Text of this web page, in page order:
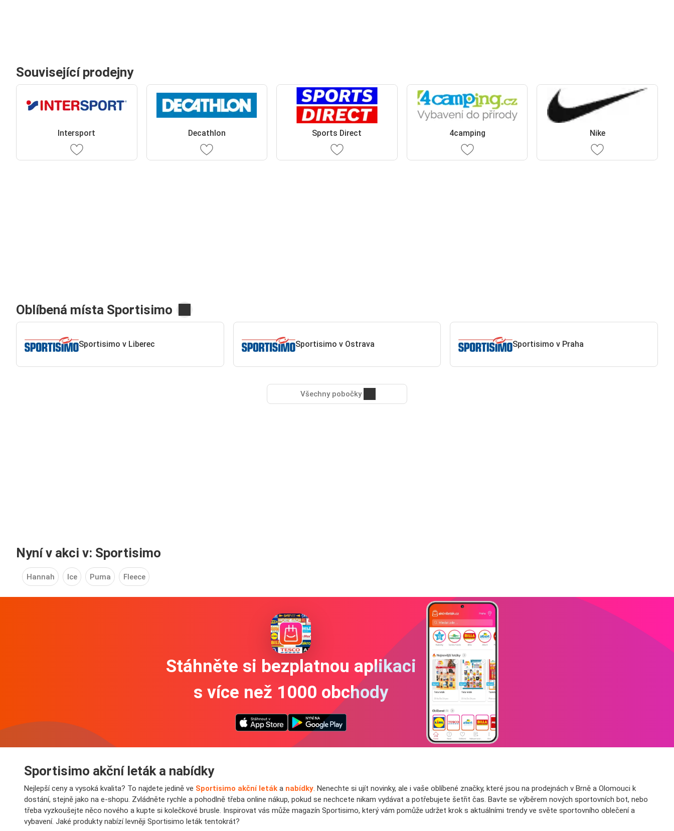
Související prodejny
Intersport Decathlon Sports Direct 4camping Nike
Oblíbená místa Sportisimo
Sportisimo v Liberec Sportisimo v Ostrava Sportisimo v Praha
Všechny pobočky
Nyní v akci v: Sportisimo
Hannah Ice Puma Fleece
Stáhněte si bezplatnou aplikaci
s více než 1000 obchody
Sportisimo akční leták a nabídky
Nejlepší ceny a vysoká kvalita? To najdete jedině ve Sportisimo akční leták a nabídky. Nenechte si ujít novinky, ale i vaše oblíbené značky, které jsou na prodejnách v Brně a Olomouci k
dostání, stejně jako na e-shopu. Zvládněte rychle a pohodlně třeba online nákup, pokud se nechcete nikam vydávat a potřebujete šetřit čas. Bavte se výběrem nových sportovních bot, nebo
třeba vyzkoušejte něco nového a kupte si kolečkové brusle. Inspirovat vás může magazín Sportisimo, který vám pomůže udržet krok s aktuálními trendy ve světe sportovního oblečení a
vybavení. Jaké produkty nabízí levněji Sportisimo leták tentokrát?